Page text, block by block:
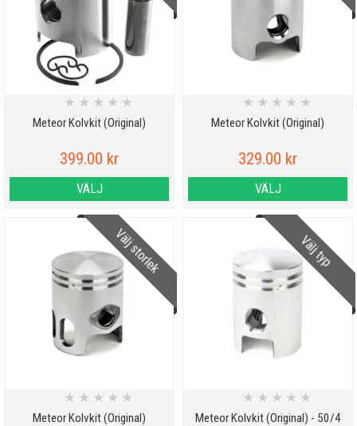
Meteor Kolvkit (Original)
★ ★ ★ ★ ★
399.00 kr
VÄLJ
Meteor Kolvkit (Original)
★ ★ ★ ★ ★
329.00 kr
VÄLJ
Välj storlek
Meteor Kolvkit (Original)
★ ★ ★ ★ ★
Välj typ
Meteor Kolvkit (Original) - 50/4
★ ★ ★ ★ ★